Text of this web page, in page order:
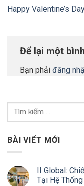
Happy Valentine’s
Để lại một
Bạn phải đăng
BÀI VIẾT MỚI
II Global:
Tại Hệ